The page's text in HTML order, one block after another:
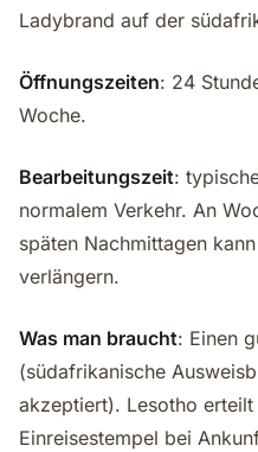
Ladybrand auf der
Öffnungszeiten: 24
Woche.
Bearbeitungszeit:
normalem Verkehr. An
späten Nachmittagen
verlängern.
Was man braucht: Einen
(südafrikanische
akzeptiert). Lesotho
Einreisestempel bei